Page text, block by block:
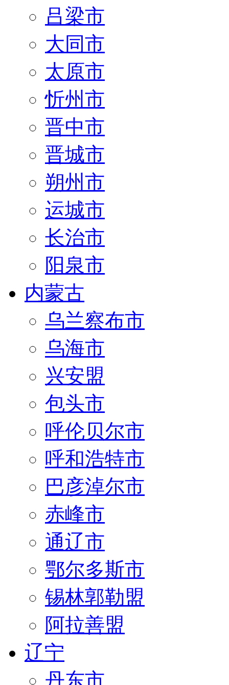
吕梁市
大同市
太原市
忻州市
晋中市
晋城市
朔州市
运城市
长治市
阳泉市
内蒙古
乌兰察布市
乌海市
兴安盟
包头市
呼伦贝尔市
呼和浩特市
巴彦淖尔市
赤峰市
通辽市
鄂尔多斯市
锡林郭勒盟
阿拉善盟
辽宁
丹东市